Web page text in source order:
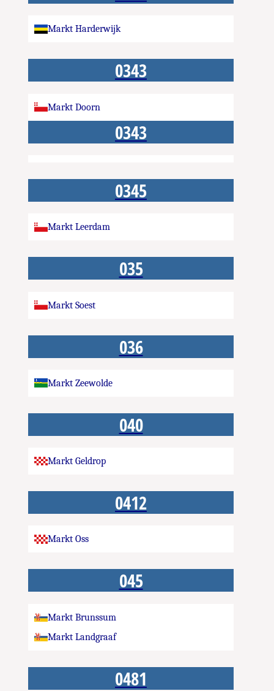
Markt Harderwijk
0343
Markt Doorn
0343
0345
Markt Leerdam
035
Markt Soest
036
Markt Zeewolde
040
Markt Geldrop
0412
Markt Oss
045
Markt Brunssum
Markt Landgraaf
0481